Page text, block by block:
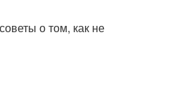
о том, как не